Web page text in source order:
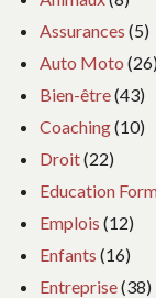
Assurances (5)
Auto Moto (26)
Bien-être(43)
Coaching(10)
Droit(22)
Education
Emplois (12)
Enfants (16)
Entreprise(38)